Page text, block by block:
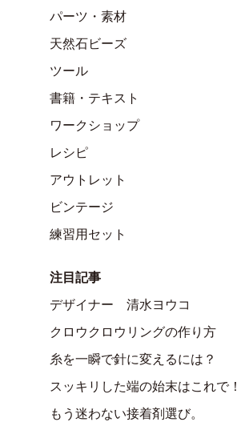
パーツ・素材
天然石ビーズ
ツール
書籍・テキスト
ワークショップ
レシピ
アウトレット
ビンテージ
練習用セット
注目記事
デザイナー 清水ヨウコ
クロウクロウリングの作り方
糸を一瞬で針に変えるには？
スッキリした端の始末はこれで！
もう迷わない接着剤選び。